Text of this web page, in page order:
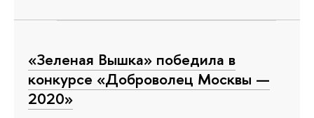
«Зеленая Вышка» победила в
конкурсе «Доброволец Москвы —
2020»